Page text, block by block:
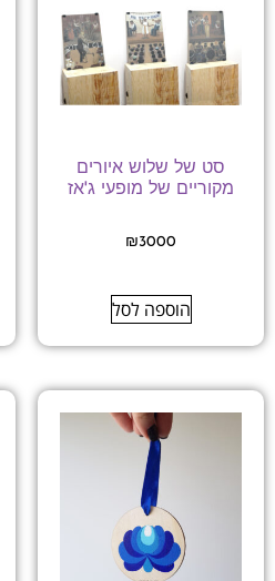
סט של שלוש איורים
מקוריים של מופעי ג'אז
₪3000
הוספה לסל